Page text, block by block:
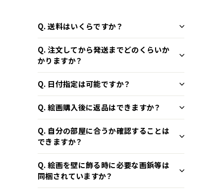
Q. 送料はいくらですか？
Q. 注文してから発送までどのくらいか
かりますか？
Q. 日付指定は可能ですか？
Q. 絵画購入後に返品はできますか？
Q. 自分の部屋に合うか確認することは
できますか？
Q. 絵画を壁に飾る時に必要な画鋲等は
同梱されていますか？